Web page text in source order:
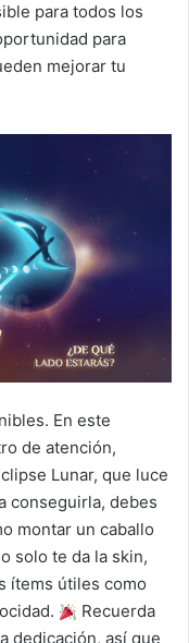
para todos los
para
mejorar tu
En este
de atención,
Lunar, que luce
conseguirla, debes
montar un caballo
solo te da la skin,
ítems útiles como
Recuerda
dedicación, así que